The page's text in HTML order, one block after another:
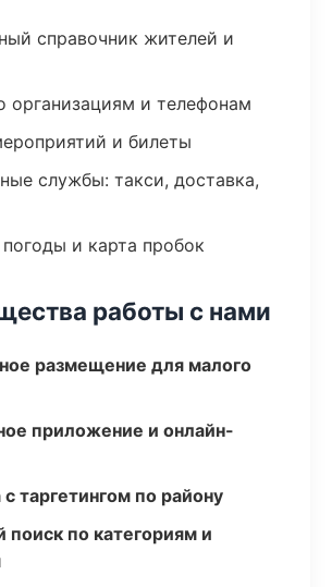
справочник жителей и
организациям и телефонам
и билеты
службы: такси, доставка,
и карта пробок
работы с нами
размещение для малого
приложение и онлайн-
таргетингом по району
по категориям и